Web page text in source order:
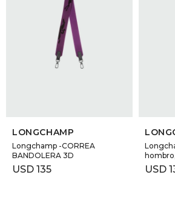
LONGCHAMP
Longchamp -CORREA
BANDOLERA 3D
USD 135 USD